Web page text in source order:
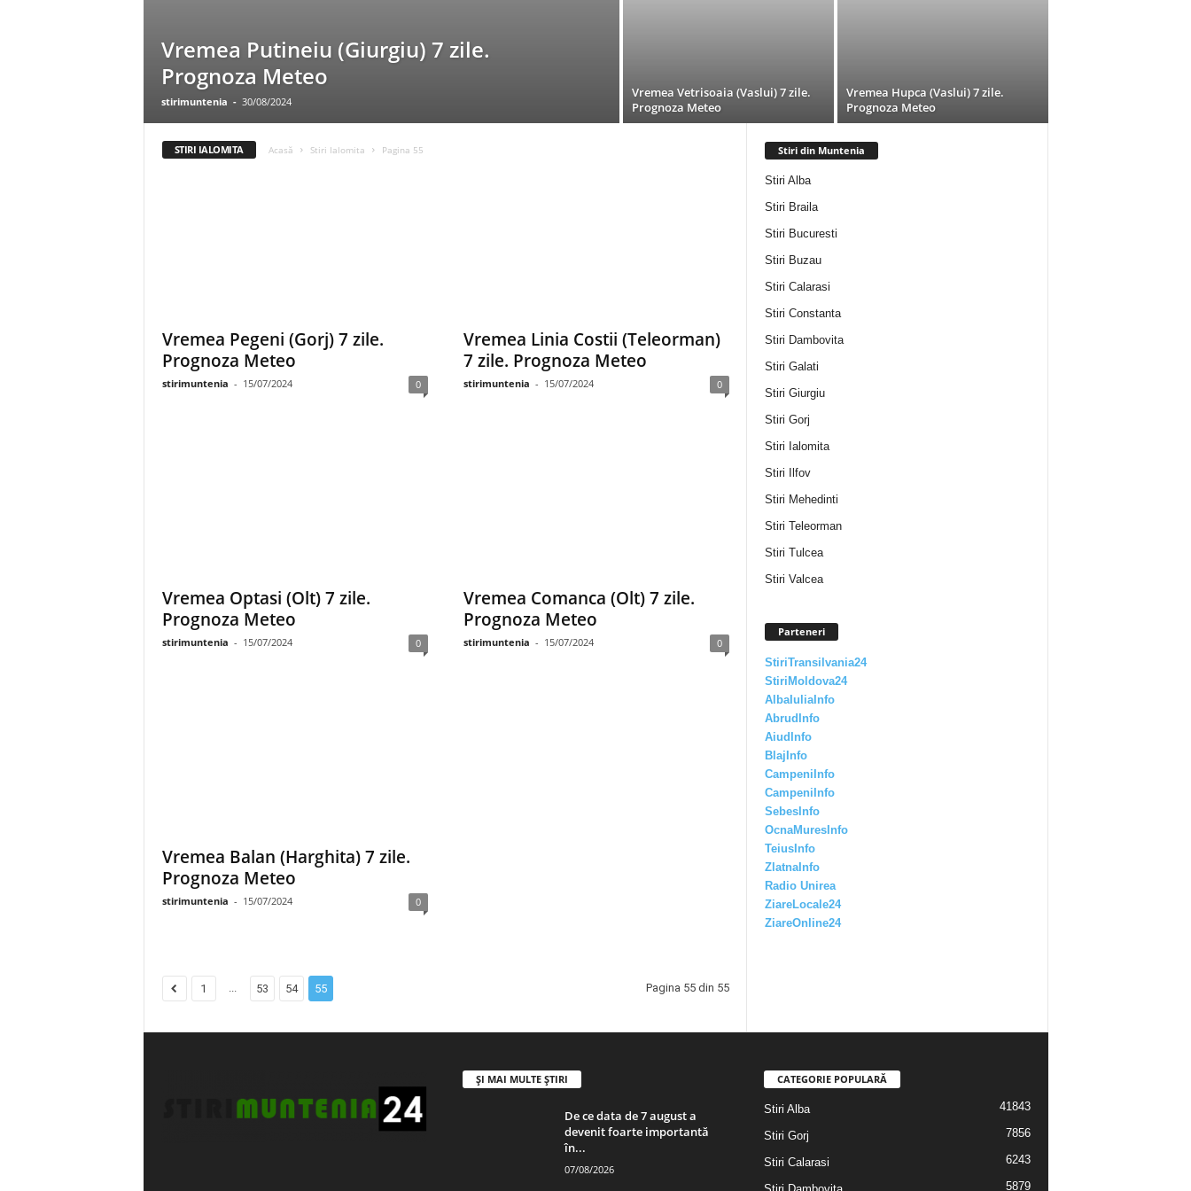
Vremea Putineiu (Giurgiu) 7 zile.
Prognoza Meteo
stirimuntenia - 30/08/2024
Vremea Vetrisoaia (Vaslui) 7 zile.
Prognoza Meteo
Vremea Hupca (Vaslui) 7 zile.
Prognoza Meteo
STIRI IALOMITA Acasă Stiri Ialomita Pagina 55
Vremea Pegeni (Gorj) 7 zile.
Prognoza Meteo
stirimuntenia - 15/07/2024 0
Vremea Linia Costii (Teleorman)
7 zile. Prognoza Meteo
stirimuntenia - 15/07/2024 0
Vremea Optasi (Olt) 7 zile.
Prognoza Meteo
stirimuntenia - 15/07/2024 0
Vremea Comanca (Olt) 7 zile.
Prognoza Meteo
stirimuntenia - 15/07/2024 0
Vremea Balan (Harghita) 7 zile.
Prognoza Meteo
stirimuntenia - 15/07/2024 0
1 ... 53 54 55 Pagina 55 din 55
Stiri din Muntenia
Stiri Alba
Stiri Braila
Stiri Bucuresti
Stiri Buzau
Stiri Calarasi
Stiri Constanta
Stiri Dambovita
Stiri Galati
Stiri Giurgiu
Stiri Gorj
Stiri Ialomita
Stiri Ilfov
Stiri Mehedinti
Stiri Teleorman
Stiri Tulcea
Stiri Valcea
Parteneri
StiriTransilvania24
StiriMoldova24
AlbaIuliaInfo
AbrudInfo
AiudInfo
BlajInfo
CampeniInfo
CampeniInfo
SebesInfo
OcnaMuresInfo
TeiusInfo
ZlatnaInfo
Radio Unirea
ZiareLocale24
ZiareOnline24
ȘI MAI MULTE ȘTIRI
De ce data de 7 august a
devenit foarte importantă
în...
07/08/2026
CATEGORIE POPULARĂ
Stiri Alba 41843
Stiri Gorj 7856
Stiri Calarasi 6243
5879